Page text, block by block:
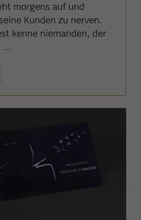
morgens auf und
Kunden zu nerven.
kenne niemanden, der
...